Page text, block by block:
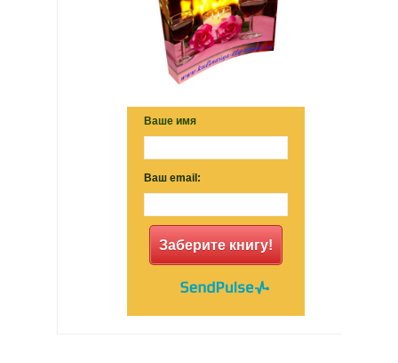
Ваше имя
Ваш email:
Заберите книгу!